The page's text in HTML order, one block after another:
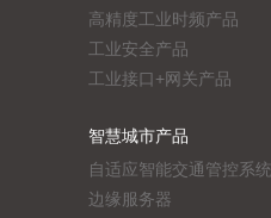
高精度工业时频产品
工业安全产品
工业接口+网关产品
智慧城市产品
自适应智能交通管控系统
边缘服务器